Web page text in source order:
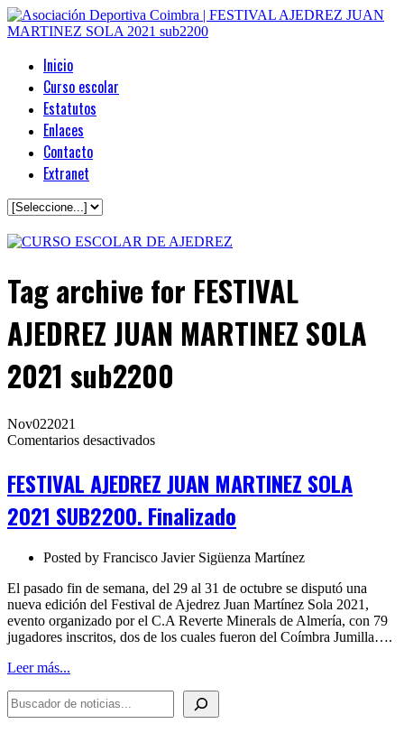
Inicio
Curso escolar
Estatutos
Enlaces
Contacto
Extranet
Tag archive for FESTIVAL
AJEDREZ JUAN MARTINEZ SOLA
2021 sub2200
Nov022021
Comentarios desactivadosen
JUAN
SOLA
SUB2200.
Finalizado
FESTIVAL AJEDREZ JUAN MARTINEZ SOLA
2021 SUB2200. Finalizado
Posted by Francisco Javier Sigüenza Martínez
El pasado fin de semana, del 29 al 31 de octubre se disputó una
nueva edición del Festival de Ajedrez Juan Martínez Sola 2021,
evento organizado por el C.A Reverte Minerals de Almería, con 79
jugadores inscritos, dos de los cuales fueron del Coímbra Jumilla….
Leer más...
BUSCADOR DE NOTICIAS